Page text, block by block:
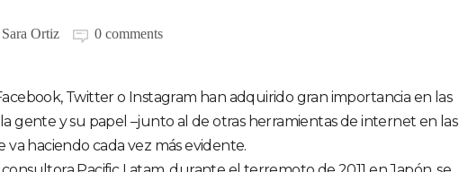
Sara Ortiz 0 comments
Twitter o Instagram han adquirido gran importancia en las
gente y su papel –junto al de otras herramientas de internet en las
va haciendo cada vez más evidente.